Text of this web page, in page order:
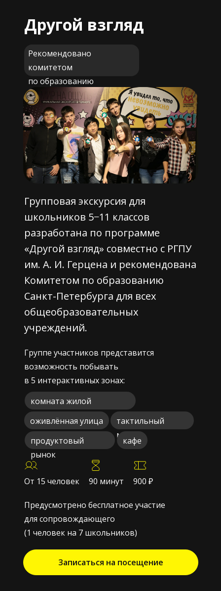
Предусмотрено бесплатное участие
для сопровождающего
(1 человек на 7 школьников)
Другой взгляд
Рекомендовано
комитетом
по образованию
Записаться на посещение
Групповая экскурсия для
школьников 5−11 классов
разработана по программе
«Другой взгляд» совместно с РГПУ
им. А. И. Герцена и рекомендована
Комитетом по образованию
Санкт-Петербурга для всех
общеобразовательных
учреждений.
Группе участников представится
возможность побывать
в 5 интерактивных зонах:
комната жилой
квартиры
оживлённая улица
тактильный
музей
продуктовый
рынок
кафе
От 15 человек 90 минут 900 ₽